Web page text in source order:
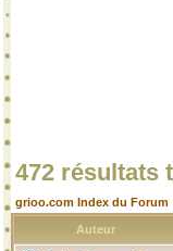
472 résultats
grioo.com Index du Forum
Auteur